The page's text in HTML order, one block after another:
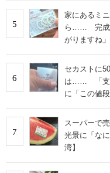
5
家にあるミ
ら…… 完成
がりますね」
6
セカストに
は…… 「支
に「この値
7
スーパーで
光景に「な
湾】